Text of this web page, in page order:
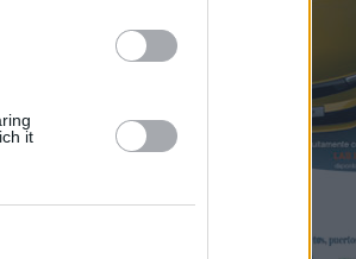
it
horas las
que en